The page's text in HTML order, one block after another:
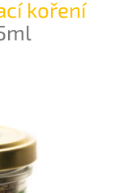
koření